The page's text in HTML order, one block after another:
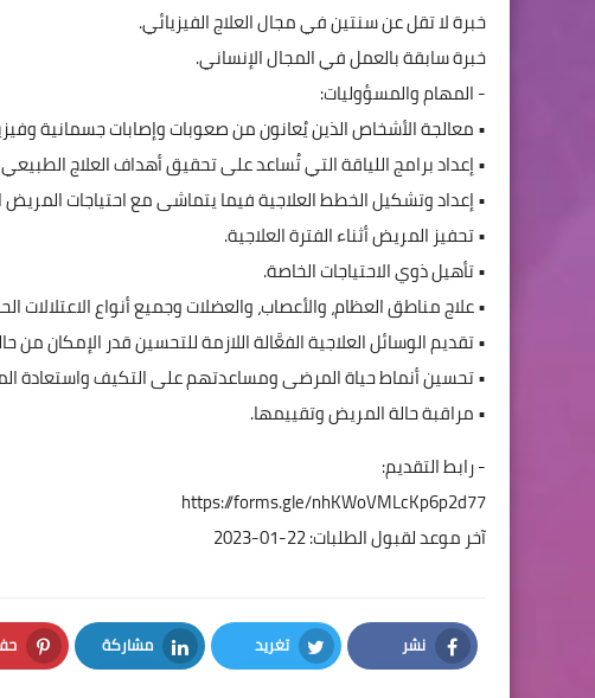
خبرة لا تقل عن سنتين في مجال العلاج الفيزيائي.
خبرة سابقة بالعمل في المجال الإنساني.
- المهام والمسؤوليات:
• معالجة الأشخاص الذين يُعانون من صعوبات وإصابات جسمانية
• إعداد برامج اللياقة التي تُساعد على تحقيق أهداف العلاج
• إعداد وتشكيل الخطط العلاجية فيما يتماشى مع احتياجات المريض
• تحفيز المريض أثناء الفترة العلاجية.
• تأهيل ذوي الاحتياجات الخاصة.
• علاج مناطق العظام، والأعصاب، والعضلات وجميع أنواع الاعتلالات
• تقديم الوسائل العلاجية الفعَّالة اللازمة للتحسين قدر الإمكان
• تحسين أنماط حياة المرضى ومساعدتهم على التكيف واستعادة
• مراقبة حالة المريض وتقييمها.
- رابط التقديم:
https://forms.gle/nhKWoVMLcKp6p2d77
آخر موعد لقبول الطلبات: 22-01-2023
نشر
Facebook
تغريد
Twitter
مشاركة
LinkedIn